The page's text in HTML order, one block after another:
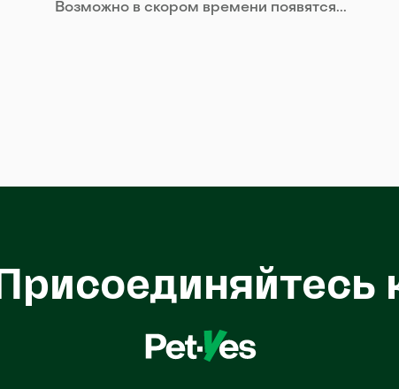
Возможно в скором времени появятся...
Присоединяйтесь